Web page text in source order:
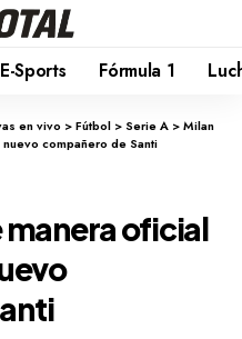
E-Sports Fórmula 1
en vivo >Fútbol > Serie A >Milan
compañero de Santi
manera oficial